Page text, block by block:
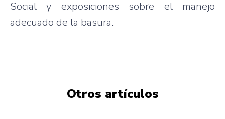
Social y exposiciones sobre el manejo
adecuado de la basura.
Otros artículos